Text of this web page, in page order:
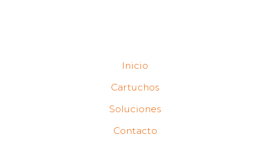
Inicio
Cartuchos
Soluciones
Contacto